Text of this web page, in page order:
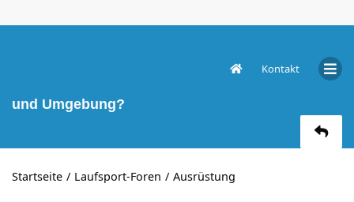
Kontakt
Welches Fachgeschäft für Laufschuhe in Bochum
und Umgebung?
Startseite Laufsport-Foren Ausrüstung